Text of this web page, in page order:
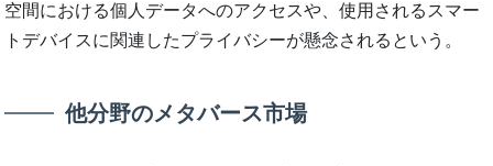
空間における個人データへのアクセスや、使用されるスマー
トデバイスに関連したプライバシーが懸念されるという。
他分野のメタバース市場